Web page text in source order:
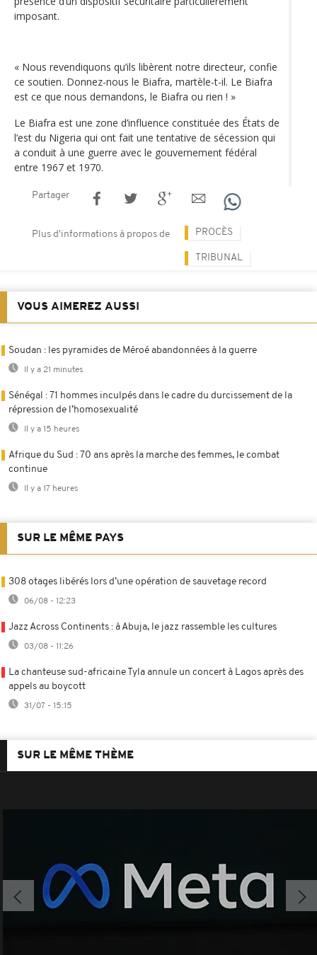
imposant.
« Nous revendiquons qu’ils libèrent notre directeur, confie
ce soutien. Donnez-nous le Biafra, martèle-t-il. Le Biafra
est ce que nous demandons, le Biafra ou rien ! »
Le Biafra est une zone d’influence constituée des États de
l’est du Nigeria qui ont fait une tentative de sécession qui
a conduit à une guerre avec le gouvernement fédéral
entre 1967 et 1970.
Partager
Plus d'informations à propos de PROCÈS
TRIBUNAL
VOUS AIMEREZ AUSSI
Soudan : les pyramides de Méroé abandonnées à la guerre
Il y a 21 minutes
Sénégal : 71 hommes inculpés dans le cadre du durcissement de la
répression de l’homosexualité
Il y a 15 heures
Afrique du Sud : 70 ans après la marche des femmes, le combat
continue
Il y a 17 heures
SUR LE MÊME PAYS
308 otages libérés lors d’une opération de sauvetage record
06/08 - 12:23
Jazz Across Continents : à Abuja, le jazz rassemble les cultures
03/08 - 11:26
La chanteuse sud-africaine Tyla annule un concert à Lagos après des
appels au boycott
31/07 - 15:15
SUR LE MÊME THÈME